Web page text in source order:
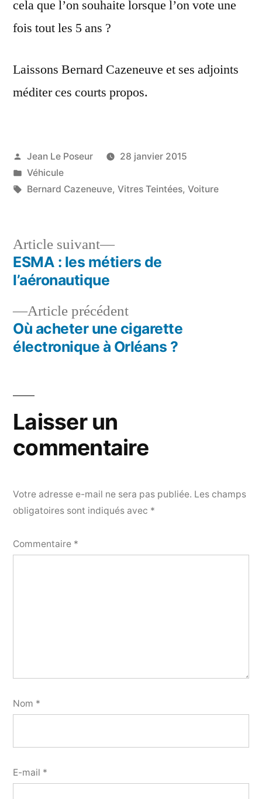
cela que l’on souhaite lorsque l’on vote une
fois tout les 5 ans ?
Laissons Bernard Cazeneuve et ses adjoints
méditer ces courts propos.
Publié
par
Jean Le Poseur
28 janvier 2015
Publié
dans
Véhicule
Étiquettes :
Bernard Cazeneuve, Vitres Teintées, Voiture
Navigation
l’article
Article précédentArticle
précédent :
Où acheter une cigarette
électronique à Orléans ?
Article suivant
Article
suivant :
ESMA : les métiers de
l’aéronautique
Laisser un
commentaire
Votre adresse e-mail ne sera pas publiée. Les champs
obligatoires sont indiqués avec *
Commentaire *
Nom *
E-mail *